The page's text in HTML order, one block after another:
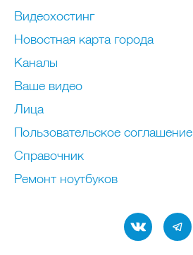
Видеохостинг
Новостная карта города
Каналы
Ваше видео
Лица
Пользовательское соглашение
Справочник
Ремонт нoутбуков